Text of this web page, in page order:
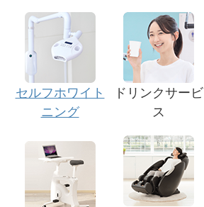
セルフホワイト
ニング
ドリンクサービ
ス